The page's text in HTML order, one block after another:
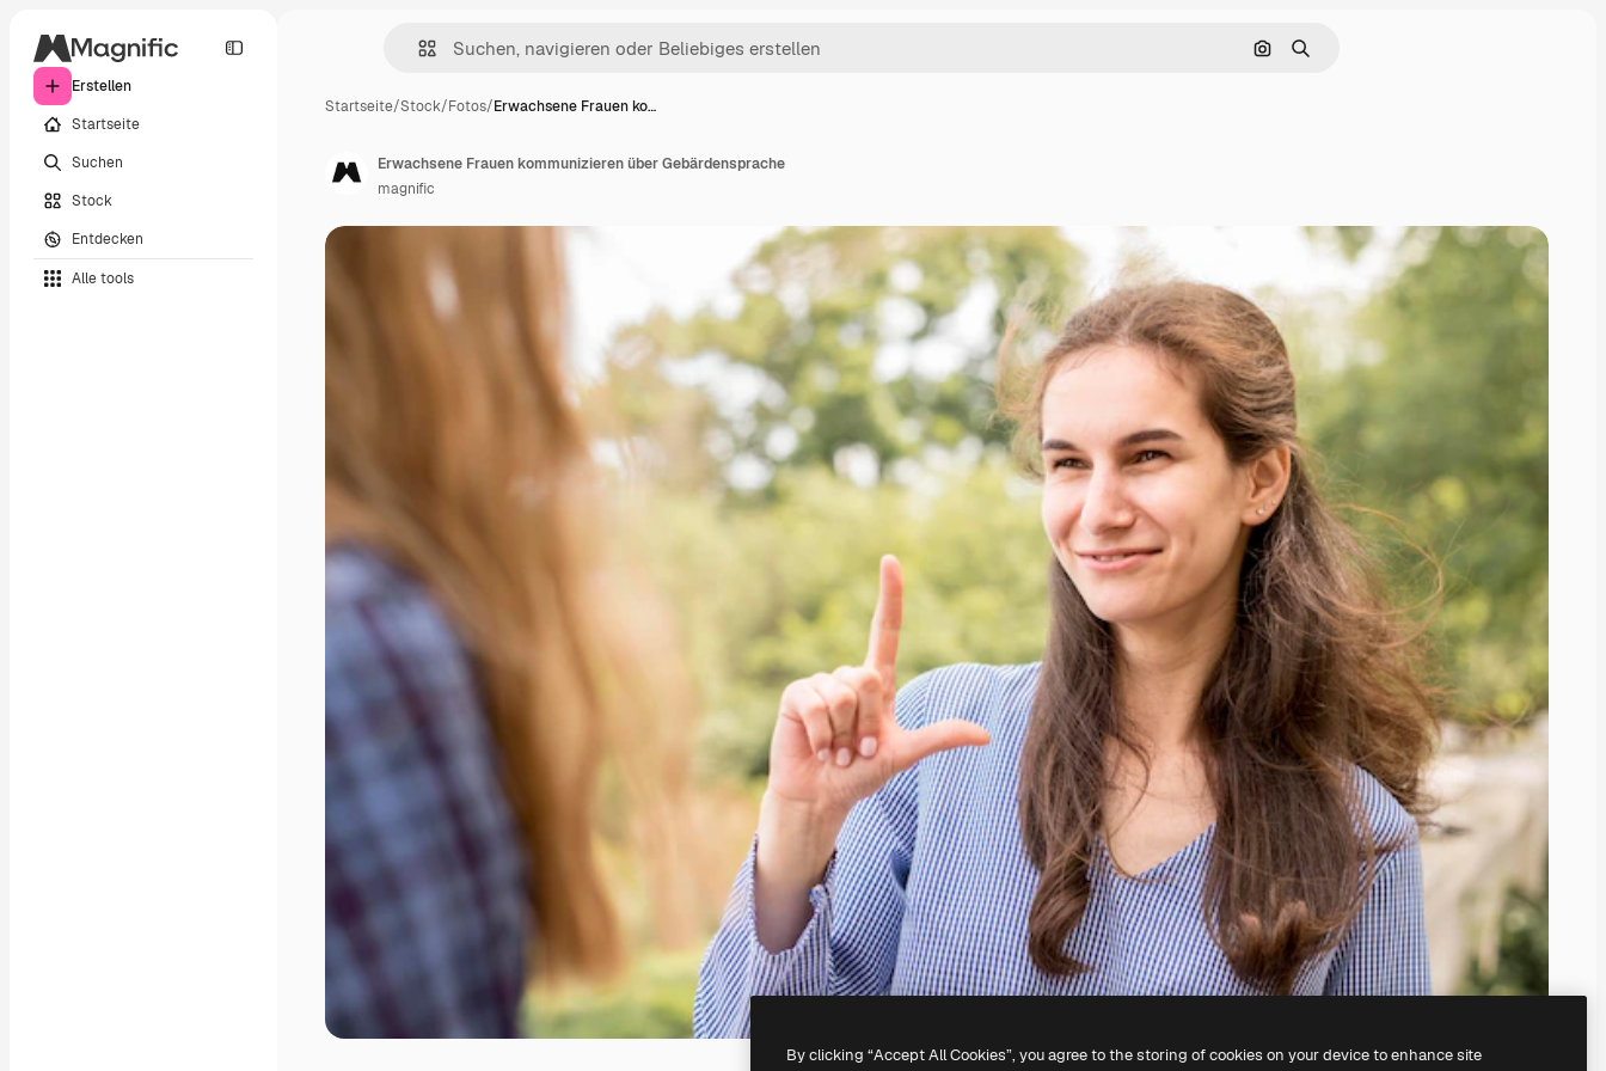
Erstellen
Startseite
Suchen
Stock
Entdecken
Alle tools
Nach Bild suchen
Suchen
Startseite/Stock/Fotos/Erwachsene Frauen ko…
Erwachsene Frauen kommunizieren über Gebärdensprache
magnific
By clicking “Accept All Cookies”, you agree to the storing of cookies on your device to enhance site